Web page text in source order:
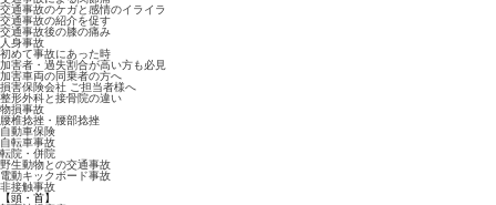
交通事故のケガと感情のイライラ
交通事故の紹介を促す
交通事故後の膝の痛み
人身事故
初めて事故にあった時
加害者・過失割合が高い方も必見
加害車両の同乗者の方へ
損害保険会社 ご担当者様へ
整形外科と接骨院の違い
物損事故
腰椎捻挫・腰部捻挫
自動車保険
自転車事故
転院・併院
野生動物との交通事故
電動キックボード事故
非接触事故
【頭・首】